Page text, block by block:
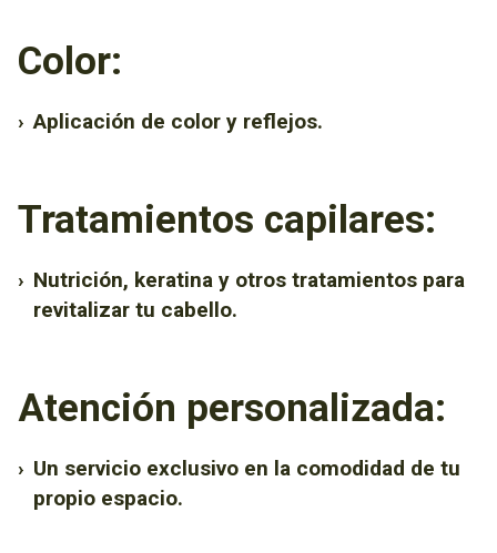
Color:
› Aplicación de color y reflejos.
Tratamientos capilares:
› Nutrición, keratina y otros tratamientos para
revitalizar tu cabello.
Atención personalizada:
› Un servicio exclusivo en la comodidad de tu
propio espacio.